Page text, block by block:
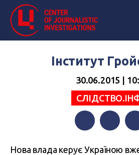
Інститут
30.06.2015 |
Нова влада керує Україною